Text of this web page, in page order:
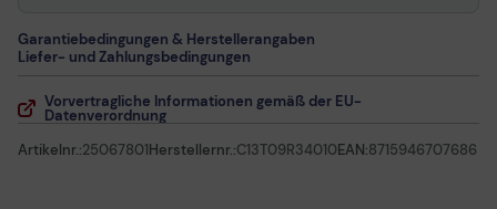
Garantiebedingungen & Herstellerangaben
Liefer- und Zahlungsbedingungen
Vorvertragliche Informationen gemäß der EU-
Datenverordnung
Artikelnr.:25067801Herstellernr.:C13T09R34010EAN:8715946707686